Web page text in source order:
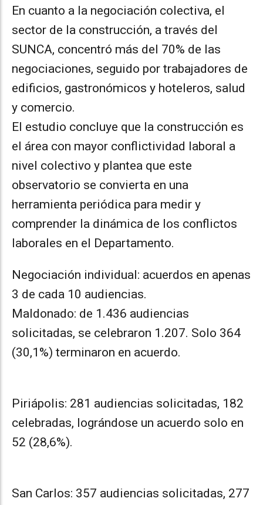
En cuanto a la negociación colectiva, el
sector de la construcción, a través del
SUNCA, concentró más del 70% de las
negociaciones, seguido por trabajadores de
edificios, gastronómicos y hoteleros, salud
y comercio.
El estudio concluye que la construcción es
el área con mayor conflictividad laboral a
nivel colectivo y plantea que este
observatorio se convierta en una
herramienta periódica para medir y
comprender la dinámica de los conflictos
laborales en el Departamento.
Negociación individual: acuerdos en apenas
3 de cada 10 audiencias.
Maldonado: de 1.436 audiencias
solicitadas, se celebraron 1.207. Solo 364
(30,1%) terminaron en acuerdo.
Piriápolis: 281 audiencias solicitadas, 182
celebradas, lográndose un acuerdo solo en
52 (28,6%).
San Carlos: 357 audiencias solicitadas, 277